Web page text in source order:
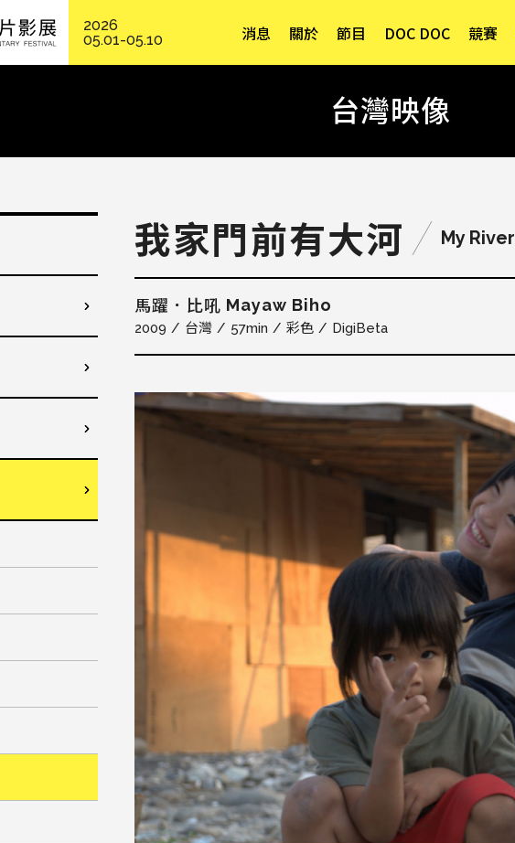
2026
05.01-05.10
消息 關於 節目 DOC DOC 競賽
台灣映像
我家門前有大河 My River
馬躍．比吼 Mayaw Biho
2009 台灣 57min 彩色 DigiBeta